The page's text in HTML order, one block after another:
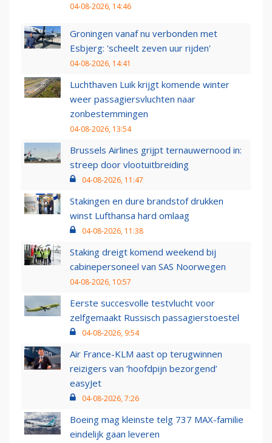
04-08-2026, 14:46
Groningen vanaf nu verbonden met
Esbjerg: 'scheelt zeven uur rijden'
04-08-2026, 14:41
Luchthaven Luik krijgt komende winter
weer passagiersvluchten naar
zonbestemmingen
04-08-2026, 13:54
Brussels Airlines grijpt ternauwernood in:
streep door vlootuitbreiding
04-08-2026, 11:47
Stakingen en dure brandstof drukken
winst Lufthansa hard omlaag
04-08-2026, 11:38
Staking dreigt komend weekend bij
cabinepersoneel van SAS Noorwegen
04-08-2026, 10:57
Eerste succesvolle testvlucht voor
zelfgemaakt Russisch passagierstoestel
04-08-2026, 9:54
Air France-KLM aast op terugwinnen
reizigers van ‘hoofdpijn bezorgend’
easyJet
04-08-2026, 7:26
Boeing mag kleinste telg 737 MAX-familie
eindelijk gaan leveren